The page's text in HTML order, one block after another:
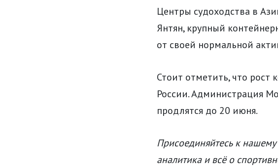
Центры судоходства в
Янтян, крупный
от своей нормальной
Стоит отметить, что рост
России. Администрация
продлятся до 20 июня.
Присоединяйтесь к
аналитика и всё о